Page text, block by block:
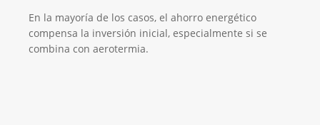
En la mayoría de los casos, el ahorro energético
compensa la inversión inicial, especialmente si se
combina con aerotermia.